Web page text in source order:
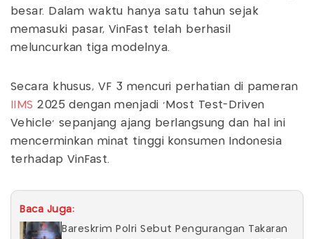
besar. Dalam waktu hanya satu tahun sejak
memasuki pasar, VinFast telah berhasil
meluncurkan tiga modelnya.
Secara khusus, VF 3 mencuri perhatian di pameran
IIMS 2025 dengan menjadi 'Most Test-Driven
Vehicle' sepanjang ajang berlangsung dan hal ini
mencerminkan minat tinggi konsumen Indonesia
terhadap VinFast.
Baca Juga:
Bareskrim Polri Sebut Pengurangan Takaran